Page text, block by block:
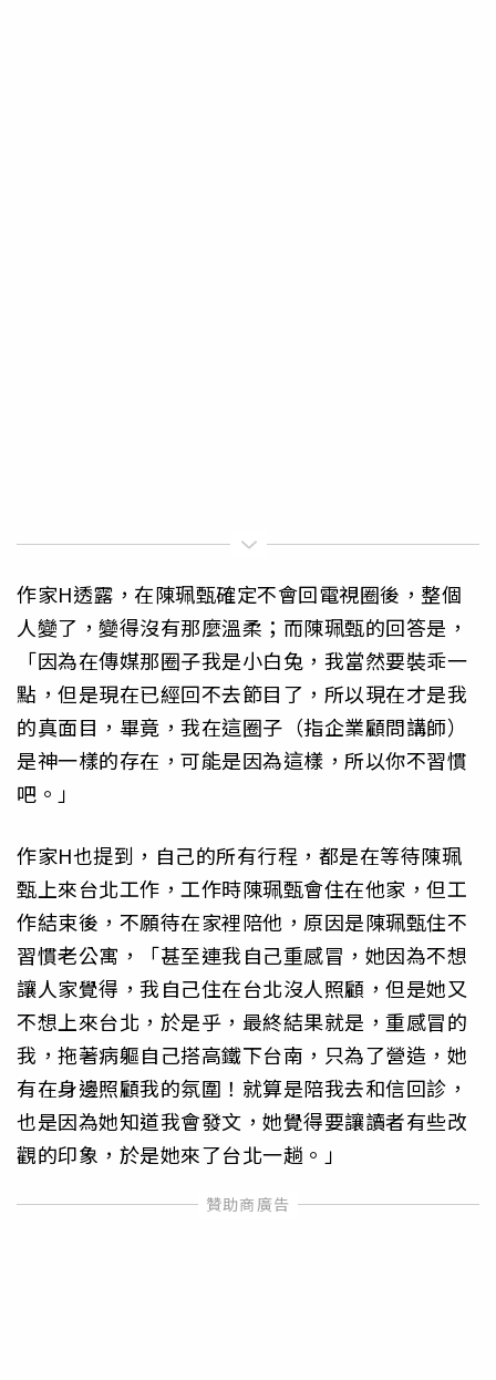
作家H透露，在陳珮甄確定不會回電視圈後，整個
人變了，變得沒有那麼溫柔；而陳珮甄的回答是，
「因為在傳媒那圈子我是小白兔，我當然要裝乖一
點，但是現在已經回不去節目了，所以現在才是我
的真面目，畢竟，我在這圈子（指企業顧問講師）
是神一樣的存在，可能是因為這樣，所以你不習慣
吧。」
作家H也提到，自己的所有行程，都是在等待陳珮
甄上來台北工作，工作時陳珮甄會住在他家，但工
作結束後，不願待在家裡陪他，原因是陳珮甄住不
習慣老公寓，「甚至連我自己重感冒，她因為不想
讓人家覺得，我自己住在台北沒人照顧，但是她又
不想上來台北，於是乎，最終結果就是，重感冒的
我，拖著病軀自己搭高鐵下台南，只為了營造，她
有在身邊照顧我的氛圍！就算是陪我去和信回診，
也是因為她知道我會發文，她覺得要讓讀者有些改
觀的印象，於是她來了台北一趟。」